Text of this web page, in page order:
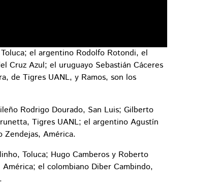
el argentino Rodolfo Rotondi, el
Cruz Azul; el uruguayo Sebastián Cáceres
de Tigres UANL, y Ramos, son los
Rodrigo Dourado, San Luis; Gilberto
Tigres UANL; el argentino Agustín
Zendejas, América.
Toluca; Hugo Camberos y Roberto
el colombiano Diber Cambindo,